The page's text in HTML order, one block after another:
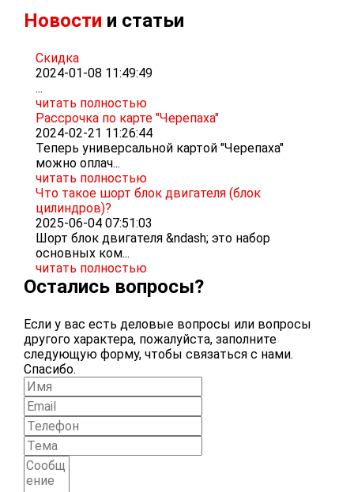
Новости и статьи
Скидка
2024-01-08 11:49:49
...
читать полностью
Рассрочка по карте "Черепаха"
2024-02-21 11:26:44
Теперь универсальной картой "Черепаха"
можно оплач...
читать полностью
Что такое шорт блок двигателя (блок
цилиндров)?
2025-06-04 07:51:03
Шорт блок двигателя &ndash; это набор
основных ком...
читать полностью
Остались вопросы?
Если у вас есть деловые вопросы или вопросы
другого характера, пожалуйста, заполните
следующую форму, чтобы связаться с нами.
Спасибо.